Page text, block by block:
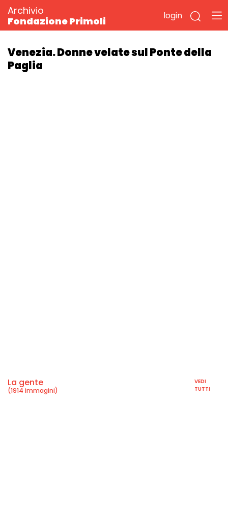
Archivio
Fondazione Primoli
login
Venezia. Donne velate sul Ponte della
Paglia
La gente
(1914 immagini)
VEDI
TUTTI